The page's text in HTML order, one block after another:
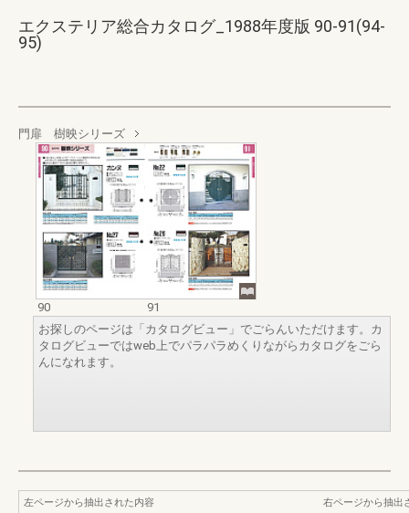
エクステリア総合カタログ_1988年度版 90-91(94-
95)
門扉 樹映シリーズ
90
91
お探しのページは「カタログビュー」でごらんいただけます。カ
タログビューではweb上でパラパラめくりながらカタログをごら
んになれます。
左ページから抽出された内容
右ページから抽出